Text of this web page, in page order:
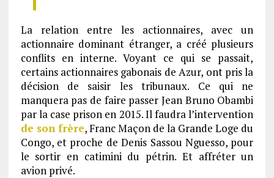
La relation entre les actionnaires, avec un
actionnaire dominant étranger, a créé plusieurs
conflits en interne. Voyant ce qui se passait,
certains actionnaires gabonais de Azur, ont pris la
décision de saisir les tribunaux. Ce qui ne
manquera pas de faire passer Jean Bruno Obambi
par la case prison en 2015. Il faudra l’intervention
de son frère, Franc Maçon de la Grande Loge du
Congo, et proche de Denis Sassou Nguesso, pour
le sortir en catimini du pétrin. Et affréter un
avion privé.